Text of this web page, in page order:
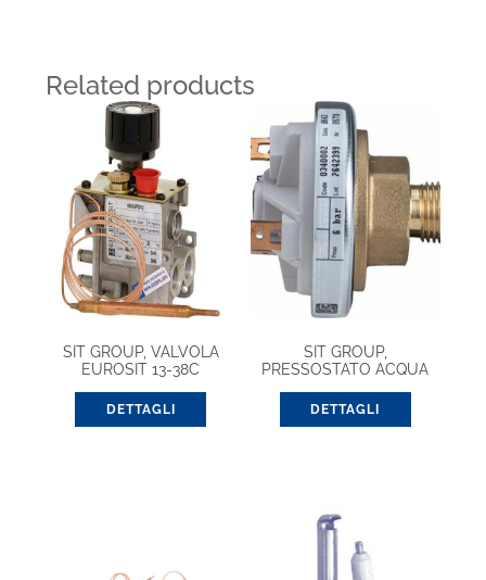
Related products
SIT GROUP, VALVOLA
EUROSIT 13-38C
DETTAGLI
SIT GROUP,
PRESSOSTATO ACQUA
DETTAGLI